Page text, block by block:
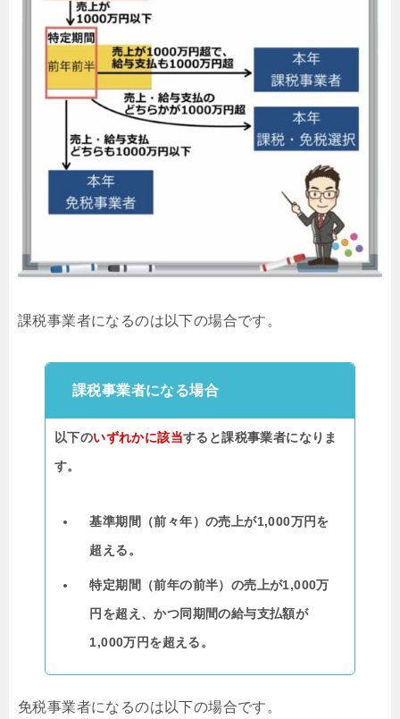
課税事業者になるのは以下の場合です。
課税事業者になる場合
以下のいずれかに該当すると課税事業者になりま
す。
基準期間（前々年）の売上が1,000万円を
超える。
特定期間（前年の前半）の売上が1,000万
円を超え、かつ同期間の給与支払額が
1,000万円を超える。
免税事業者になるのは以下の場合です。